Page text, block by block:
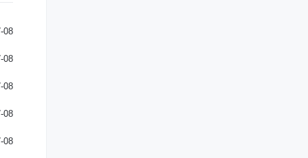
08
08
08
08
08